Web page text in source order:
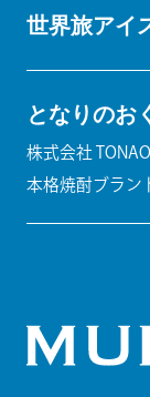
世界旅アイ
となりのお
株式会社
本格焼酎ブラン